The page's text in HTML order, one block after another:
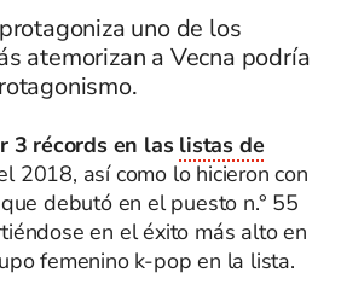
uno de los
atemorizan a Vecna podría
3 récords en las listas de
2018, así como lo hicieron con
debutó en el puesto n.° 55
en el éxito más alto en
femenino k-pop en la lista.